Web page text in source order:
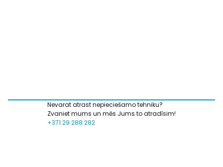
Nevarat atrast nepieciešamo tehniku?
Zvaniet mums un mēs Jums to atradīsim!
+371 29 288 282